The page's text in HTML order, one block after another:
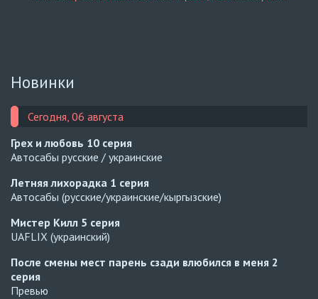
Новинки
Сегодня, 06 августа
Грех и любовь 10 серия
Автосабы русские / украинские
Летняя лихорадка 1 серия
Автосабы (русские/украинские/кыргызские)
Мистер Килл 5 серия
UAFLIX (украинский)
После смены мест парень сзади влюбился в меня 2
серия
Превью